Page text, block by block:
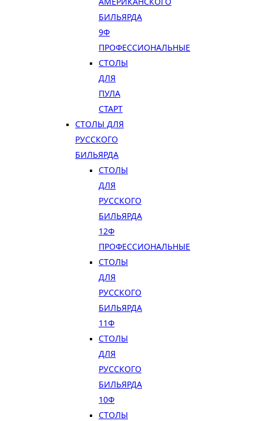
БИЛЬЯРДА
9Ф
ПРОФЕССИОНАЛЬНЫЕ
СТОЛЫ
ДЛЯ
ПУЛА
СТАРТ
СТОЛЫ ДЛЯ
РУССКОГО
БИЛЬЯРДА
СТОЛЫ
ДЛЯ
РУССКОГО
БИЛЬЯРДА
12Ф
ПРОФЕССИОНАЛЬНЫЕ
СТОЛЫ
ДЛЯ
РУССКОГО
БИЛЬЯРДА
11Ф
СТОЛЫ
ДЛЯ
РУССКОГО
БИЛЬЯРДА
10Ф
СТОЛЫ